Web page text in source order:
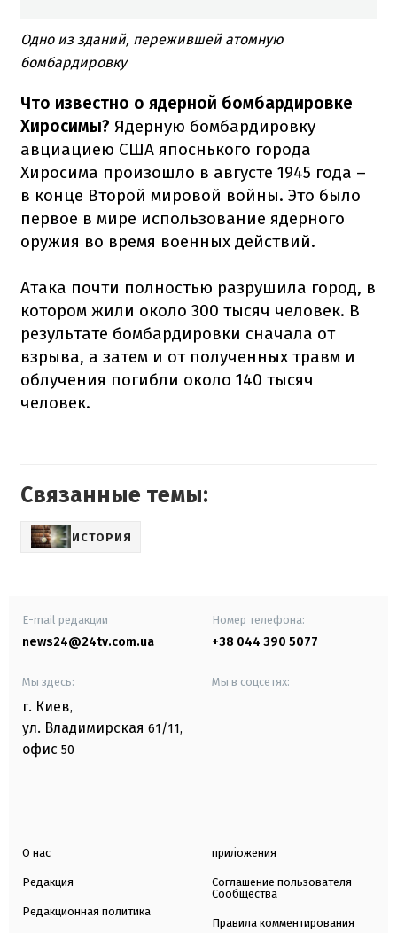
Одно из зданий, пережившей атомную
бомбардировку
Что известно о ядерной бомбардировке
Хиросимы? Ядерную бомбардировку
авциациею США япоснького города
Хиросима произошло в августе 1945 года –
в конце Второй мировой войны. Это было
первое в мире использование ядерного
оружия во время военных действий.
Атака почти полностью разрушила город, в
котором жили около 300 тысяч человек. В
результате бомбардировки сначала от
взрыва, а затем и от полученных травм и
облучения погибли около 140 тысяч
человек.
Связанные темы:
ИСТОРИЯ
E-mail редакции
news24@24tv.com.ua
Номер телефона:
+38 044 390 5077
Мы здесь:
г. Киев,
ул. Владимирская 61/11,
офис 50
Мы в соцсетях:
О нас
Редакция
Редакционная политика
приложения
Соглашение пользователя
Сообщества
Правила комментирования